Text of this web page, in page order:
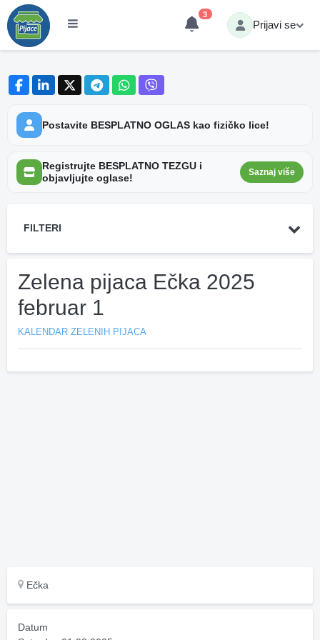
3
Prijavi se
Postavite BESPLATNO OGLAS kao fizičko lice!
Registrujte BESPLATNO TEZGU i
objavljujte oglase!
Saznaj više
FILTERI
Zelena pijaca Ečka 2025
februar 1
KALENDAR ZELENIH PIJACA
Ečka
Datum